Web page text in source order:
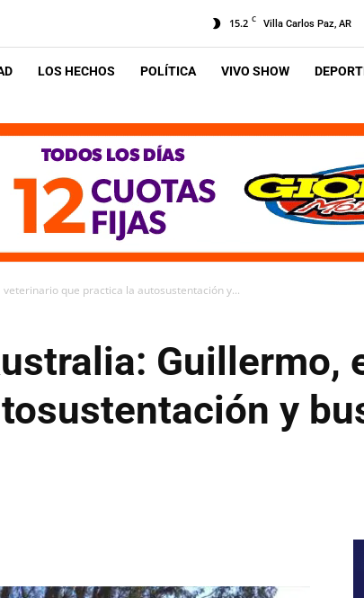
15.2 C Villa Carlos Paz, AR
LOS HECHOS POLÍTICA VIVO SHOW
que practica la autosustentación y...
Guillermo,
y